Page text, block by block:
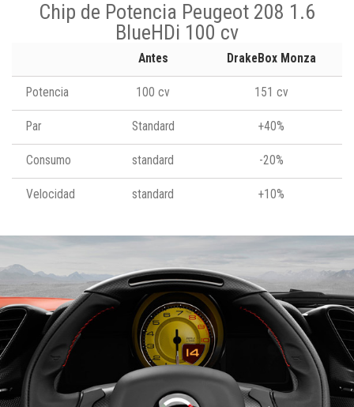
Chip de Potencia Peugeot 208 1.6
BlueHDi 100 cv
Antes DrakeBox Monza
Potencia 100 cv 151 cv
Par Standard +40%
Consumo standard -20%
Velocidad standard +10%